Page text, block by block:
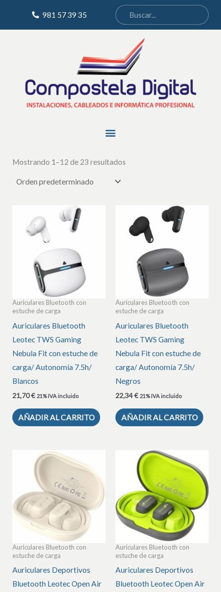
981 57 39 35
Menu
Mostrando 1–12 de 23 resultados
Auriculares Bluetooth con
estuche de carga
Auriculares Bluetooth
Leotec TWS Gaming
Nebula Fit con estuche de
carga/ Autonomía 7.5h/
Blancos
21,70€ 21% IVA incluido
AÑADIR AL CARRITO
Auriculares Bluetooth con
estuche de carga
Auriculares Bluetooth
Leotec TWS Gaming
Nebula Fit con estuche de
carga/ Autonomía 7.5h/
Negros
22,34€ 21% IVA incluido
AÑADIR AL CARRITO
Auriculares Bluetooth con
estuche de carga
Auriculares Deportivos
Bluetooth Leotec Open Air
Auriculares Bluetooth con
estuche de carga
Auriculares Deportivos
Bluetooth Leotec Open Air